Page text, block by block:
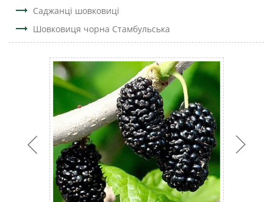
trending_flat Саджанці шовковиці
trending_flat Шовковиця чорна Стамбульська